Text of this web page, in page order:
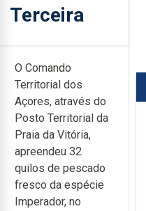
Terceira
O Comando
Territorial dos
Açores, através do
Posto Territorial da
Praia da Vitória,
apreendeu 32
quilos de pescado
fresco da espécie
Imperador, no